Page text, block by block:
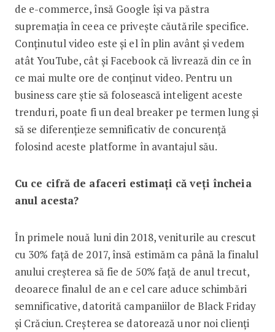
de e-commerce, însă Google își va păstra
supremația în ceea ce privește căutările specifice.
Conținutul video este și el în plin avânt și vedem
atât YouTube, cât și Facebook că livrează din ce în
ce mai multe ore de conținut video. Pentru un
business care știe să folosească inteligent aceste
trenduri, poate fi un deal breaker pe termen lung și
să se diferențieze semnificativ de concurență
folosind aceste platforme în avantajul său.
Cu ce cifră de afaceri estimați că veți încheia
anul acesta?
În primele nouă luni din 2018, veniturile au crescut
cu 30% față de 2017, însă estimăm ca până la finalul
anului creșterea să fie de 50% față de anul trecut,
deoarece finalul de an e cel care aduce schimbări
semnificative, datorită campaniilor de Black Friday
și Crăciun. Creșterea se datorează unor noi clienți